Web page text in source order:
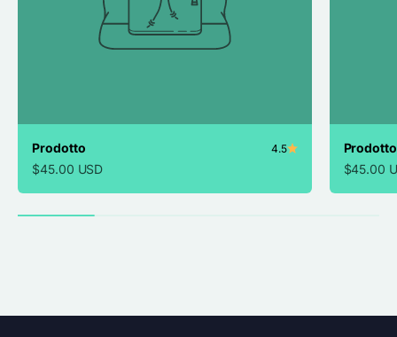
Prodotto 4.5
$45.00 USD
Prodotto
$45.00